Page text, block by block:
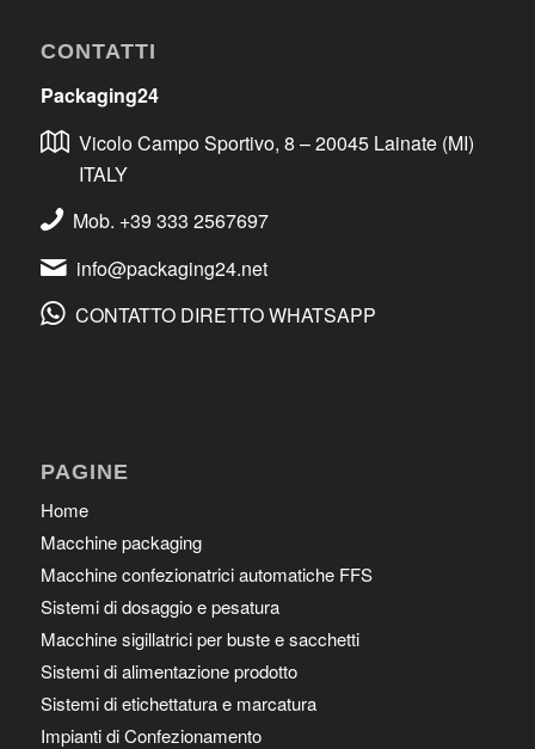
CONTATTI
Packaging24
Vicolo Campo Sportivo, 8 – 20045 Lainate (MI)
ITALY
Mob. +39 333 2567697
info@packaging24.net
CONTATTO DIRETTO WHATSAPP
PAGINE
Home
Macchine packaging
Macchine confezionatrici automatiche FFS
Sistemi di dosaggio e pesatura
Macchine sigillatrici per buste e sacchetti
Sistemi di alimentazione prodotto
Sistemi di etichettatura e marcatura
Impianti di Confezionamento